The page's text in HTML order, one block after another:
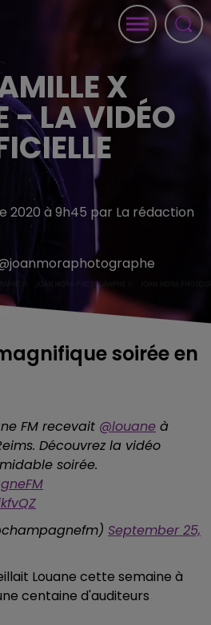
X
- LA VIDÉO
2020 à 9h45 par La rédaction
soirée en
FM recevait @louane à
Découvrez la vidéo
soirée.
September 25,
Louane cette semaine à
centaine d'auditeurs